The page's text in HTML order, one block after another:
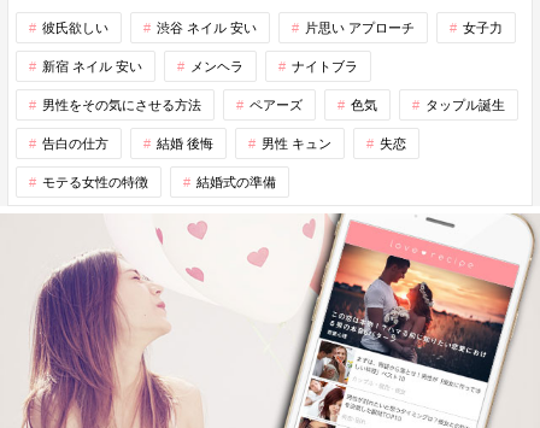
彼氏欲しい 渋谷 ネイル 安い 片思い アプローチ 女子力
新宿 ネイル 安い メンヘラ ナイトブラ
男性をその気にさせる方法 ペアーズ 色気 タップル誕生
告白の仕方 結婚 後悔 男性 キュン 失恋
モテる女性の特徴 結婚式の準備